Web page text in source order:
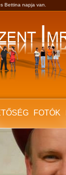
Bettina napja van.
FOTÓK